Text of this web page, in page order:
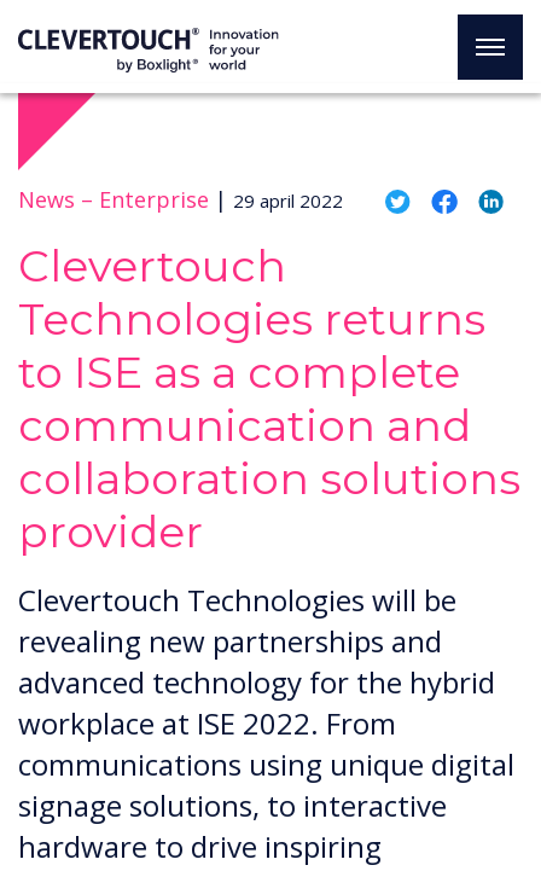
News – Enterprise | 29 april 2022
Clevertouch
Technologies returns
to ISE as a complete
communication and
collaboration solutions
provider
Clevertouch Technologies will be
revealing new partnerships and
advanced technology for the hybrid
workplace at ISE 2022. From
communications using unique digital
signage solutions, to interactive
hardware to drive inspiring